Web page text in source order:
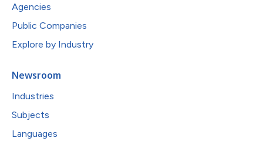
Agencies
Public Companies
Explore by Industry
Newsroom
Industries
Subjects
Languages